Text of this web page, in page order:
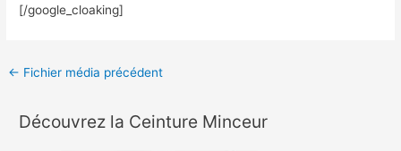
[/google_cloaking]
← Fichier média précédent
Découvrez la Ceinture Minceur